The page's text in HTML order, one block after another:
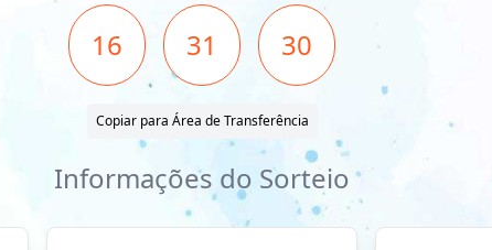
16 31 30
Copiar para Área de Transferência
Informações do Sorteio